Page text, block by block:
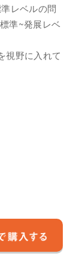
レベルの問
準~発展レベ
視野に入れて